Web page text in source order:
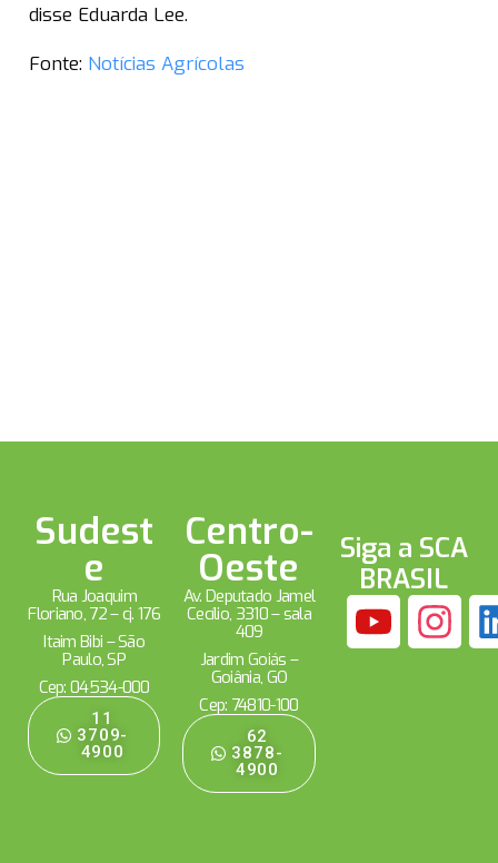
disse Eduarda Lee.
Fonte: Notícias Agrícolas
Sudest
e
Rua Joaquim
Floriano, 72 – cj. 176
Itaim Bibi – São
Paulo, SP
Cep: 04534-000
11
3709-
4900
Centro-
Oeste
Av. Deputado Jamel
Cecílio, 3310 – sala
409
Jardim Goiás –
Goiânia, GO
Cep: 74810-100
62
3878-
4900
Siga a SCA
BRASIL